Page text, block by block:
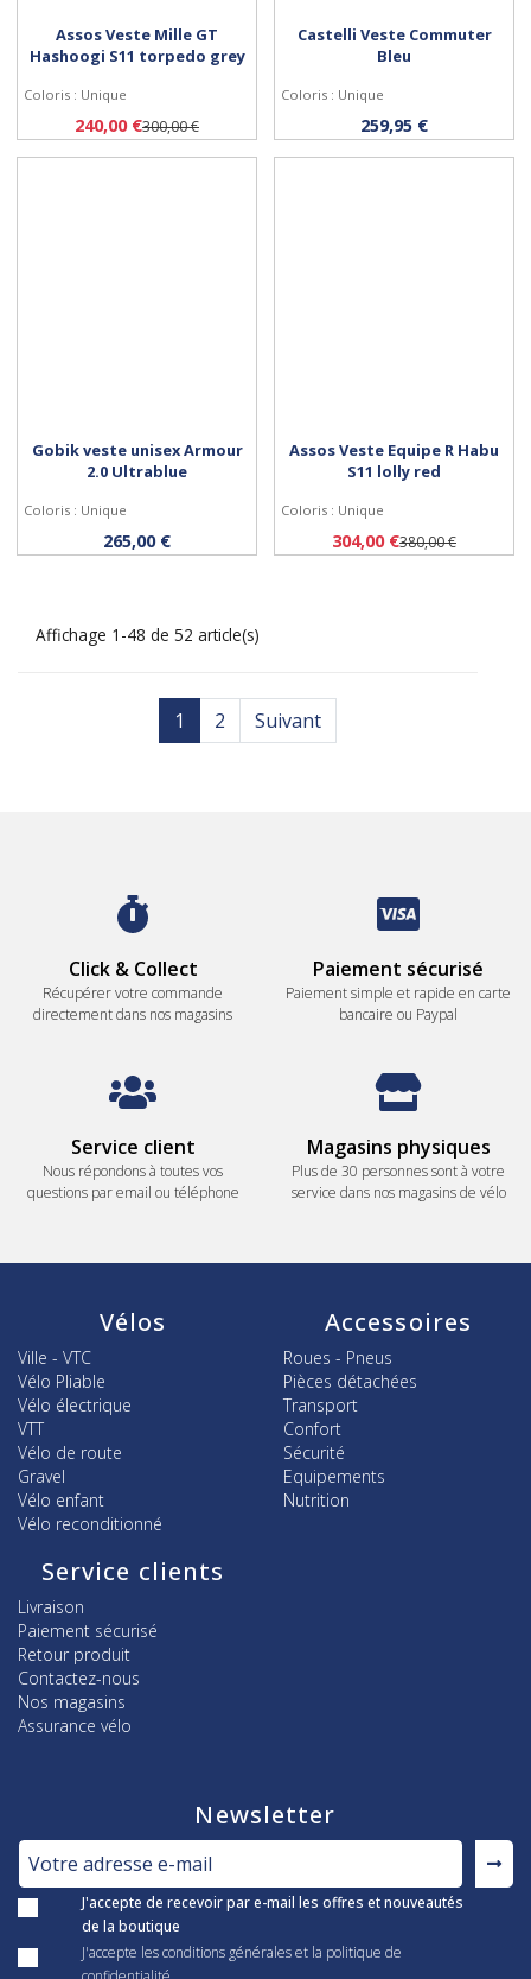
Personnaliser
Assos Veste Mille GT
Hashoogi S11 torpedo grey
Coloris : Unique
240,00 €300,00 € Personnaliser
Castelli Veste Commuter
Bleu
Coloris : Unique
259,95 €
Personnaliser
Gobik veste unisex Armour
2.0 Ultrablue
Coloris : Unique
265,00 € Personnaliser
Assos Veste Equipe R Habu
S11 lolly red
Coloris : Unique
304,00 €380,00 €
Affichage 1-48 de 52 article(s)
1 2 Suivant
Click & Collect
Récupérer votre commande
directement dans nos magasins
Paiement sécurisé
Paiement simple et rapide en carte
bancaire ou Paypal
Service client
Nous répondons à toutes vos
questions par email ou téléphone
Magasins physiques
Plus de 30 personnes sont à votre
service dans nos magasins de vélo
Vélos
Ville - VTC
Vélo Pliable
Vélo électrique
VTT
Vélo de route
Gravel
Vélo enfant
Vélo reconditionné
Accessoires
Roues - Pneus
Pièces détachées
Transport
Confort
Sécurité
Equipements
Nutrition
Service clients
Livraison
Paiement sécurisé
Retour produit
Contactez-nous
Nos magasins
Assurance vélo
Newsletter
J'accepte de recevoir par e-mail les offres et nouveautés
de la boutique
J'accepte les conditions générales et la politique de